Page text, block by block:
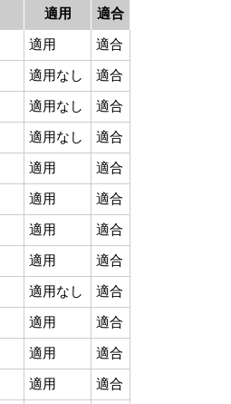
適用 適合
適用 適合
適用なし 適合
適用なし 適合
適用なし 適合
適用 適合
適用 適合
適用 適合
適用 適合
適用なし 適合
適用 適合
適用 適合
適用 適合